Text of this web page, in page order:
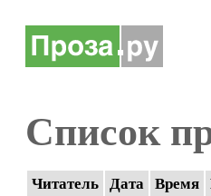
Список
Читатель Дата Время